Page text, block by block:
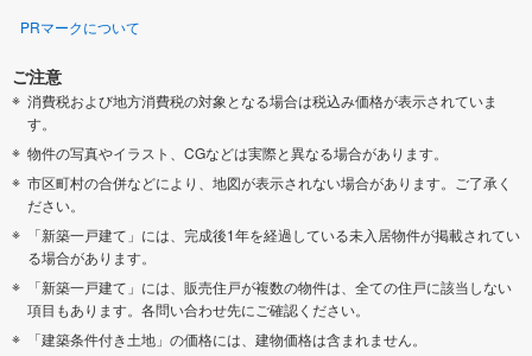
PRマークについて
ご注意
消費税および地方消費税の対象となる場合は税込み価格が表示されていま
す。
物件の写真やイラスト、CGなどは実際と異なる場合があります。
市区町村の合併などにより、地図が表示されない場合があります。ご了承く
ださい。
「新築一戸建て」には、完成後1年を経過している未入居物件が掲載されてい
る場合があります。
「新築一戸建て」には、販売住戸が複数の物件は、全ての住戸に該当しない
項目もあります。各問い合わせ先にご確認ください。
「建築条件付き土地」の価格には、建物価格は含まれません。